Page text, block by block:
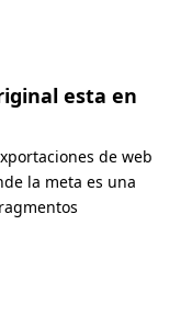
esta en
de web
la meta es una